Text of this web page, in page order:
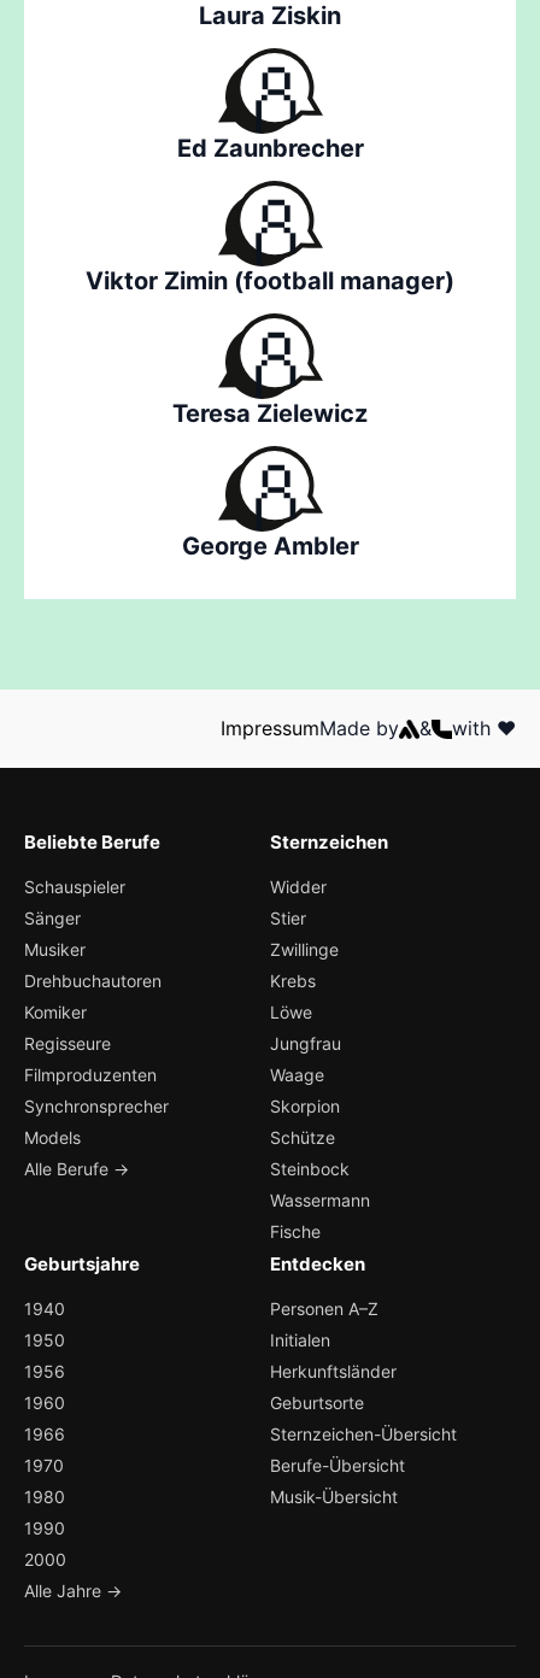
Laura Ziskin
Ed Zaunbrecher
Viktor Zimin (football manager)
Teresa Zielewicz
George Ambler
ImpressumMade by & with ❤️
Beliebte Berufe
Schauspieler
Sänger
Musiker
Drehbuchautoren
Komiker
Regisseure
Filmproduzenten
Synchronsprecher
Models
Alle Berufe →
Sternzeichen
Widder
Stier
Zwillinge
Krebs
Löwe
Jungfrau
Waage
Skorpion
Schütze
Steinbock
Wassermann
Fische
Geburtsjahre
1940
1950
1956
1960
1966
1970
1980
1990
2000
Alle Jahre →
Entdecken
Personen A–Z
Initialen
Herkunftsländer
Geburtsorte
Sternzeichen-Übersicht
Berufe-Übersicht
Musik-Übersicht